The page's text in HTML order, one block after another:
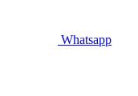
Whatsapp